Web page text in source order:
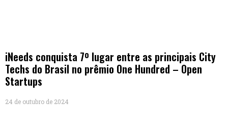
iNeeds conquista 7º lugar entre as principais City
Techs do Brasil no prêmio One Hundred – Open
Startups
24 de outubro de 2024